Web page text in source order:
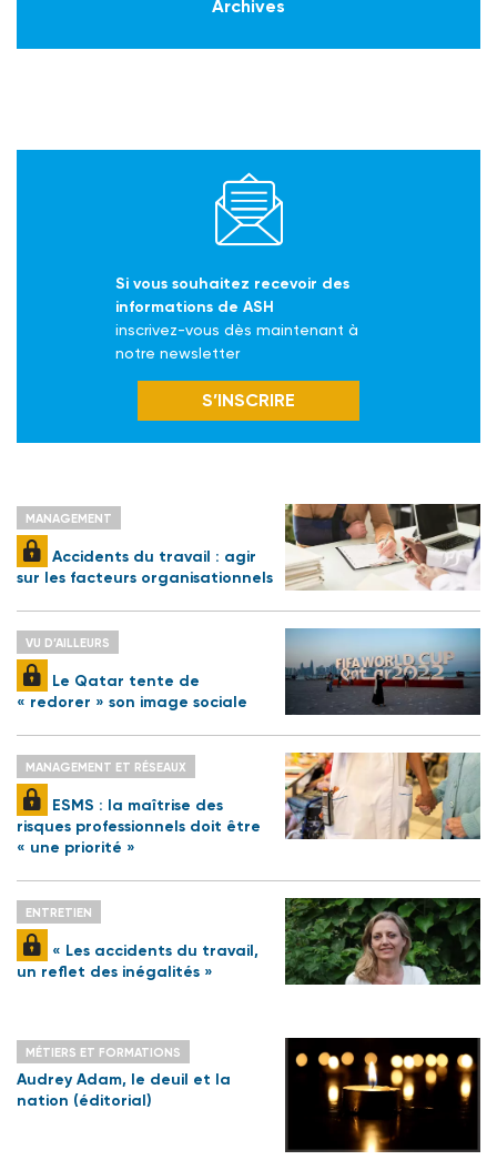
Archives
Si vous souhaitez recevoir des
informations de ASH
inscrivez-vous dès maintenant à
notre newsletter
S’INSCRIRE
MANAGEMENT
Accidents du travail : agir
sur les facteurs organisationnels
VU D’AILLEURS
Le Qatar tente de
« redorer » son image sociale
MANAGEMENT ET RÉSEAUX
ESMS : la maîtrise des
risques professionnels doit être
« une priorité »
ENTRETIEN
« Les accidents du travail,
un reflet des inégalités »
MÉTIERS ET FORMATIONS
Audrey Adam, le deuil et la
nation (éditorial)